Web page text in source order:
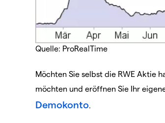
Quelle: ProRealTime
Möchten Sie selbst die RWE Aktie
möchten und eröffnen Sie Ihr
Demokonto.